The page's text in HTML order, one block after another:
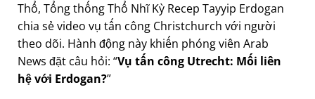
Thổ, Tổng thống Thổ Nhĩ Kỳ Recep Tayyip Erdogan
chia sẻ video vụ tấn công Christchurch với người
theo dõi. Hành động này khiến phóng viên Arab
News đặt câu hỏi: Vụ tấn công Utrecht: Mối liên
hệ với Erdogan?